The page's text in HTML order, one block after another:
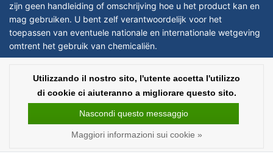
zijn geen handleiding of omschrijving hoe u het product kan en
mag gebruiken. U bent zelf verantwoordelijk voor het
toepassen van eventuele nationale en internationale wetgeving
omtrent het gebruik van chemicaliën.
bassi - All rights reserved - Theme byInStijl Media | Tutti i prezzi sono al
netto delle imposte
Utilizzando il nostro sito, l'utente accetta l'utilizzo
di cookie ci aiuteranno a migliorare questo sito.
Nascondi questo messaggio
Maggiori informazioni sui cookie »